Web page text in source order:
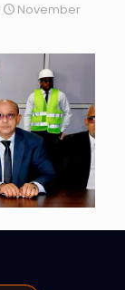
November